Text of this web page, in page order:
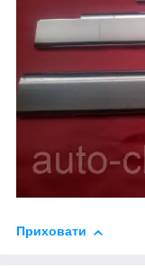
Приховати